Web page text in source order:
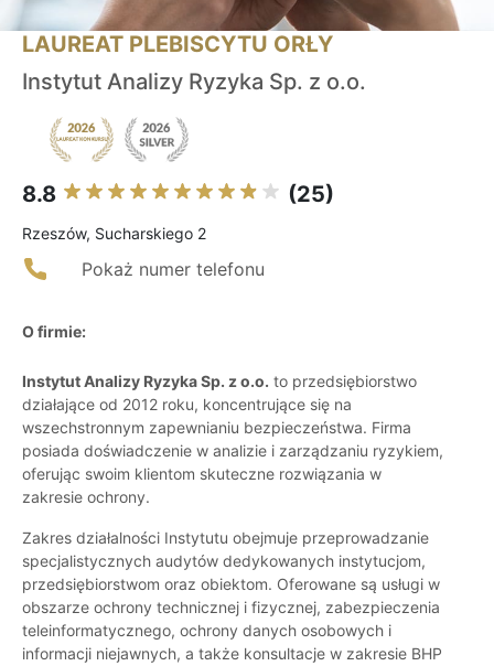
LAUREAT PLEBISCYTU ORŁY
Instytut Analizy Ryzyka Sp. z o.o.
8.8 (25)
Rzeszów, Sucharskiego 2
Pokaż numer telefonu
O firmie:
Instytut Analizy Ryzyka Sp. z o.o. to przedsiębiorstwo
działające od 2012 roku, koncentrujące się na
wszechstronnym zapewnianiu bezpieczeństwa. Firma
posiada doświadczenie w analizie i zarządzaniu ryzykiem,
oferując swoim klientom skuteczne rozwiązania w
zakresie ochrony.
Zakres działalności Instytutu obejmuje przeprowadzanie
specjalistycznych audytów dedykowanych instytucjom,
przedsiębiorstwom oraz obiektom. Oferowane są usługi w
obszarze ochrony technicznej i fizycznej, zabezpieczenia
teleinformatycznego, ochrony danych osobowych i
informacji niejawnych, a także konsultacje w zakresie BHP